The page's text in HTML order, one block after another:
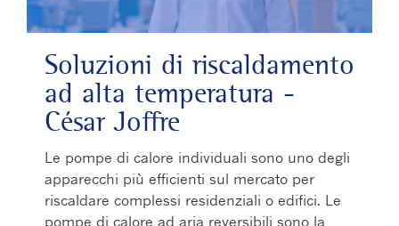
Soluzioni di riscaldamento
ad alta temperatura -
César Joffre
Le pompe di calore individuali sono uno degli
apparecchi più efficienti sul mercato per
riscaldare complessi residenziali o edifici. Le
pompe di calore ad aria reversibili sono la